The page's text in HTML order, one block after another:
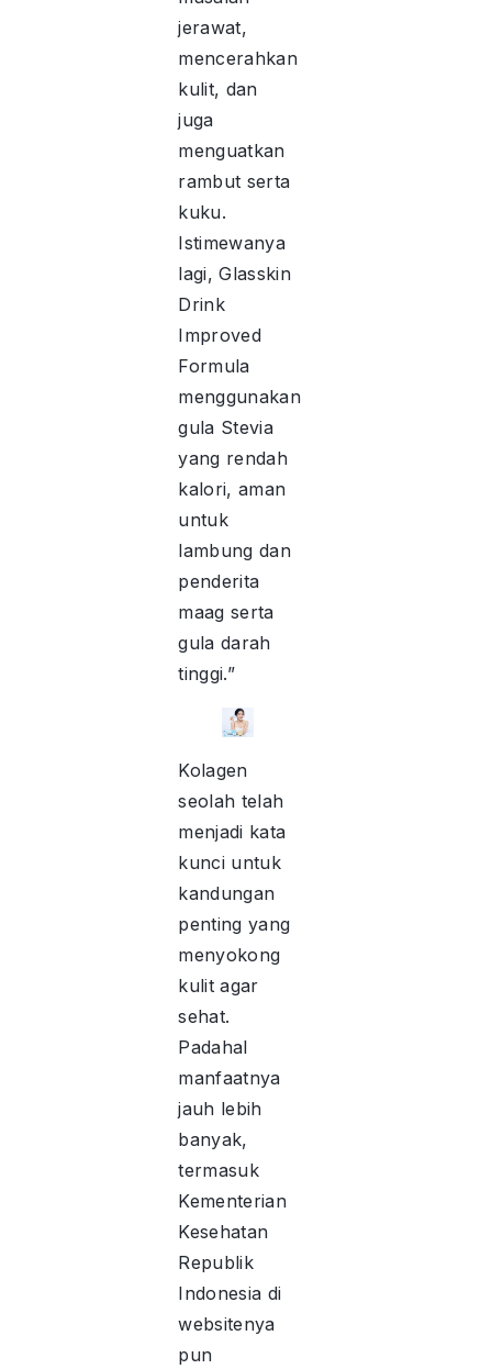
jerawat,
mencerahkan
kulit, dan
juga
menguatkan
rambut serta
kuku.
Istimewanya
lagi, Glasskin
Drink
Improved
Formula
menggunakan
gula Stevia
yang rendah
kalori, aman
untuk
lambung dan
penderita
maag serta
gula darah
tinggi.”
Kolagen
seolah telah
menjadi kata
kunci untuk
kandungan
penting yang
menyokong
kulit agar
sehat.
Padahal
manfaatnya
jauh lebih
banyak,
termasuk
Kementerian
Kesehatan
Republik
Indonesia di
websitenya
pun